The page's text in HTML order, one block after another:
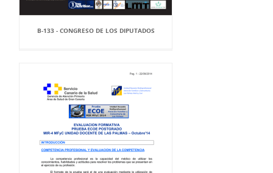
B-133 - CONGRESO DE LOS DIPUTADOS